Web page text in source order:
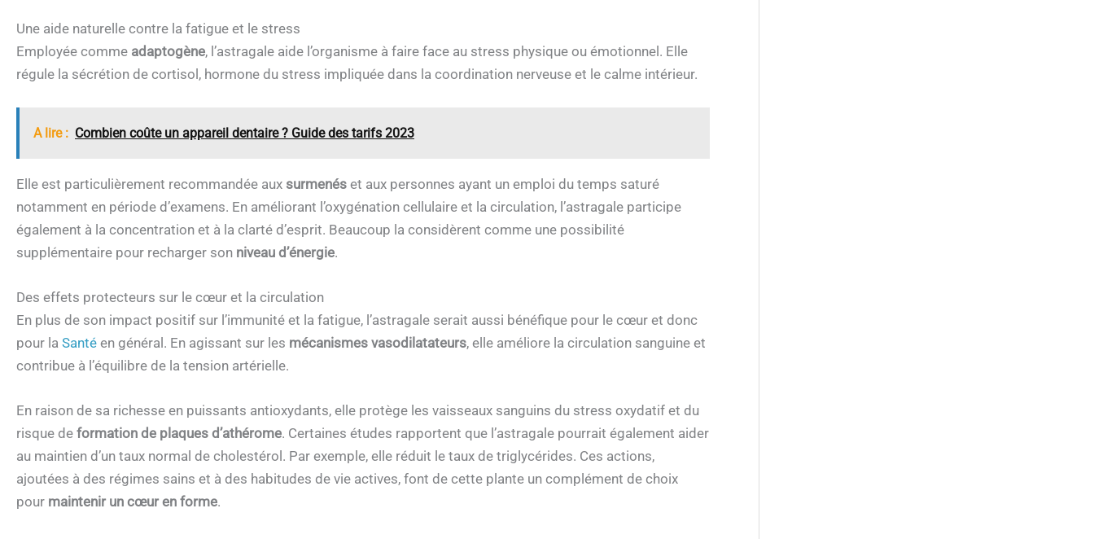
Une aide naturelle contre la fatigue et le stress
Employée comme adaptogène, l’astragale aide l’organisme à faire face au stress physique ou émotionnel. Elle
régule la sécrétion de cortisol, hormone du stress impliquée dans la coordination nerveuse et le calme intérieur.
A lire : Combien coûte un appareil dentaire ? Guide des tarifs 2023
Elle est particulièrement recommandée aux surmenés et aux personnes ayant un emploi du temps saturé
notamment en période d’examens. En améliorant l’oxygénation cellulaire et la circulation, l’astragale participe
également à la concentration et à la clarté d’esprit. Beaucoup la considèrent comme une possibilité
supplémentaire pour recharger son niveau d’énergie.
Des effets protecteurs sur le cœur et la circulation
En plus de son impact positif sur l’immunité et la fatigue, l’astragale serait aussi bénéfique pour le cœur et donc
pour la Santé en général. En agissant sur les mécanismes vasodilatateurs, elle améliore la circulation sanguine et
contribue à l’équilibre de la tension artérielle.
En raison de sa richesse en puissants antioxydants, elle protège les vaisseaux sanguins du stress oxydatif et du
risque de formation de plaques d’athérome. Certaines études rapportent que l’astragale pourrait également aider
au maintien d’un taux normal de cholestérol. Par exemple, elle réduit le taux de triglycérides. Ces actions,
ajoutées à des régimes sains et à des habitudes de vie actives, font de cette plante un complément de choix
pour maintenir un cœur en forme.